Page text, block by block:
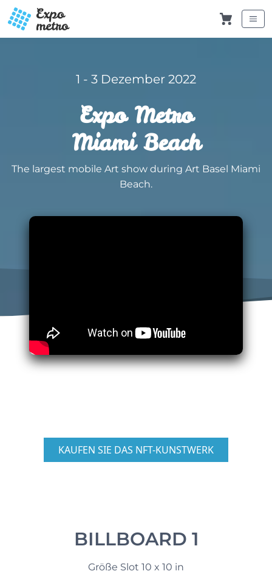
1 - 3 Dezember 2022
Expo Metro
Miami Beach
The largest mobile Art show during Art Basel Miami
Beach.
KAUFEN SIE DAS NFT-KUNSTWERK
BILLBOARD 1
Größe Slot 10 x 10 in